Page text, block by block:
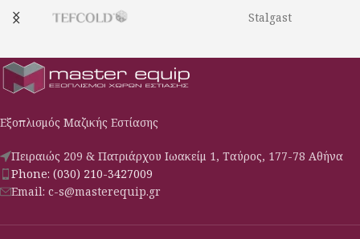
Stalgast
Εξοπλισμός Μαζικής Εστίασης
Πειραιώς 209 & Πατριάρχου Ιωακείμ 1, Ταύρος, 177-78 Αθήνα
Phone: (030) 210-3427009
Email: c-s@masterequip.gr